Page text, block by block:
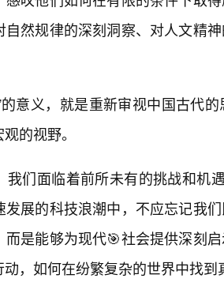
然规律的深刻洞察、对人文精
的意义，就是重新审视中国古代
的视野。
们面临着前所未有的挑战和机遇
展的科技浪潮中，不应忘记我
是能够为现代🎯社会提供深刻
，如何在纷繁复杂的世界中找到